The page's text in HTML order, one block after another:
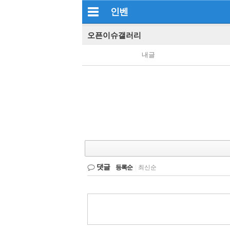
인벤
오픈이슈갤러리
내글
댓글 등록순 최신순